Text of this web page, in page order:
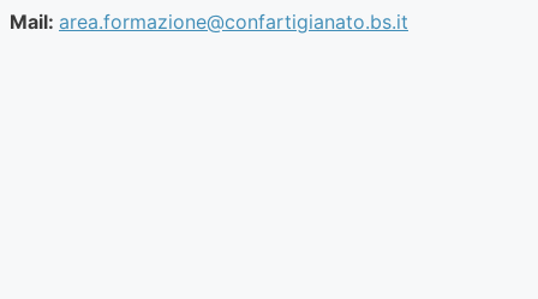
Mail: area.formazione@confartigianato.bs.it